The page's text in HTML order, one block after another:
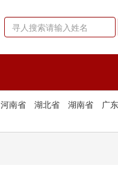
河南省 湖北省 湖南省 广